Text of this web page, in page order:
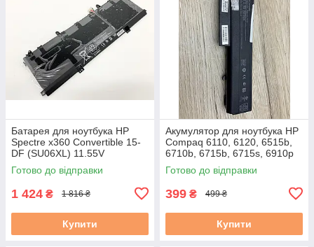
Батарея для ноутбука HP
Spectre x360 Convertible 15-
DF (SU06XL) 11.55V
Готово до відправки
1 424 ₴ 1 816 ₴
Купити
Акумулятор для ноутбука HP
Compaq 6110, 6120, 6515b,
6710b, 6715b, 6715s, 6910p
(HSTNN-DB28) Знос 6–20 %
Вживаний, клас A
Готово до відправки
399 ₴ 499 ₴
Купити